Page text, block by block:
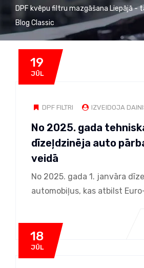
DPF kvēpu filtru mazgāšana Liepājā -
Blog Classic
19
JŪL
DPF FILTRI IZVEIDOJA
No 2025. gada
dīzeļdzinēja auto
veidā
No 2025. gada 1. janvāra
automobiļus, kas atbilst
18
JŪL